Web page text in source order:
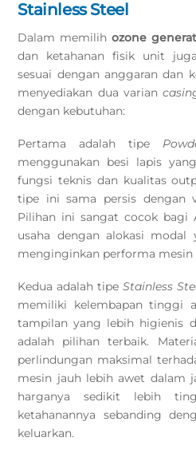
Stainless Steel
Dalam memilihozone
dan ketahanan fisik unit
sesuai dengan anggaran dan
menyediakan dua varian
dengan kebutuhan:
Pertama adalah tipe
menggunakan besi lapis
fungsi teknis dan kualitas
tipe ini sama persis dengan
Pilihan ini sangat cocok bagi
usaha dengan alokasi
menginginkan performa
Kedua adalah tipe Stainless
memiliki kelembapan tinggi
tampilan yang lebih higienis
adalah pilihan terbaik.
perlindungan maksimal
mesin jauh lebih awet dalam
harganya sedikit lebih
ketahanannya sebanding
keluarkan.